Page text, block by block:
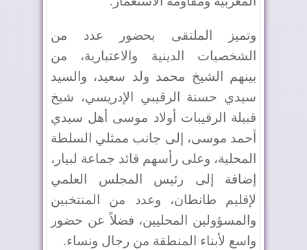
وتميز الملتقى بحضور عدد من
الشخصيات الدينية والاعتبارية، من
بينهم الشيخ محمد ولد سعيد، والسيد
سيدي حسنة الرقيبي الإدريسي، شيخ
قبيلة الرقيبات أولاد موسى أهل سيدي
أحمد موسى، إلى جانب ممثلي السلطة
المحلية، وعلى رأسهم قائد جماعة لبيار،
إضافة إلى رئيس المجلس العلمي
لإقليم طانطان، وعدد من المنتخبين
والمسؤولين المحليين، فضلاً عن حضور
واسع لأبناء المنطقة من رجال ونساء.